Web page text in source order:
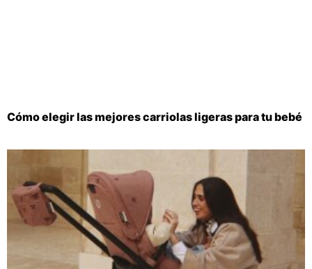
Cómo elegir las mejores carriolas ligeras para tu bebé